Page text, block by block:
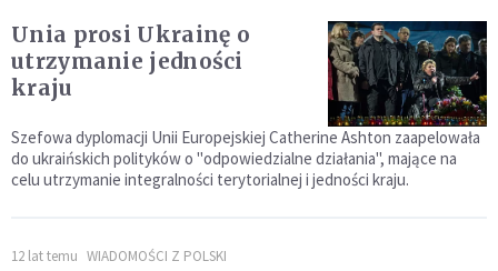
Unia prosi Ukrainę o
utrzymanie jedności
kraju
Szefowa dyplomacji Unii Europejskiej Catherine Ashton zaapelowała
do ukraińskich polityków o "odpowiedzialne działania", mające na
celu utrzymanie integralności terytorialnej i jedności kraju.
12 lat temu WIADOMOŚCI Z POLSKI